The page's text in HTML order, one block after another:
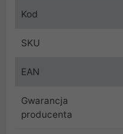
Kod
SKU
EAN
Gwarancja
producenta